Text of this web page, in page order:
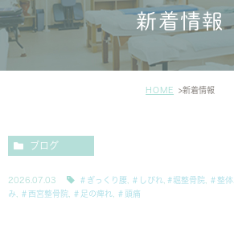
新着情報
HOME 新着情報
ブログ
2026.07.03 ＃ぎっくり腰 ＃しびれ #堀整骨院 ＃整体
み
＃西宮整骨院 ＃足の痺れ ＃頭痛